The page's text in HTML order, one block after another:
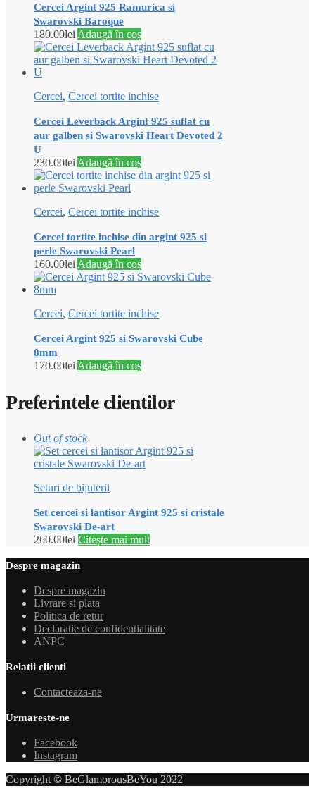
Cercei Argint 925 Ramurica si
Swarovski Baroque
180.00lei Adaugă în coș
Cercei, Cercei tortite inchise
Cercei Leverback Argint 925 suflat cu
aur galben si Swarovski Heart Devoted 2
U
230.00lei Adaugă în coș
Cercei, Cercei tortite inchise
Cercei tortite inchise din argint 925 si
perle Swarovski Pearl
160.00lei Adaugă în coș
Cercei, Cercei tortite inchise
Cercei Argint 925 si Swarovski Cube
8mm
170.00lei Adaugă în coș
Preferintele clientilor
Out of stock
Seturi de bijuterii
Set cercei si lantisor Argint 925 si cristale
Swarovski De-art
260.00lei Citește mai mult
Despre magazin
Despre magazin
Livrare si plata
Politica de retur
Declaratie de confidentialitate
ANPC
Relatii clienti
Contacteaza-ne
Urmareste-ne
Facebook
Instagram
Copyright © BeGlamorousBeYou 2022